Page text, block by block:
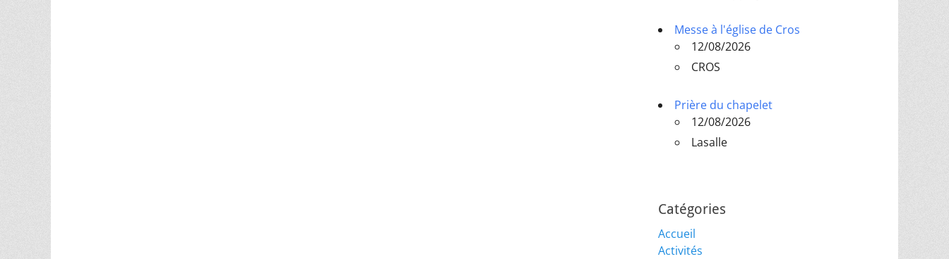
Messe à l'église de Cros
12/08/2026
CROS
Prière du chapelet
12/08/2026
Lasalle
Catégories
Accueil
Activités